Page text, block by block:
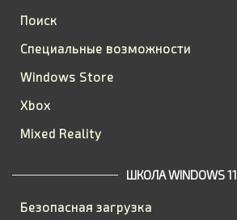
Поиск
Специальные возможности
Windows Store
Xbox
Mixed Reality
ШКОЛА WINDOWS 11
Безопасная загрузка